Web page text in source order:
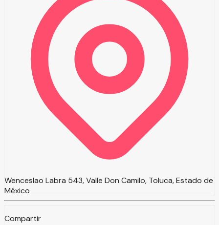
Wenceslao Labra 543, Valle Don Camilo, Toluca, Estado de
México
Compartir